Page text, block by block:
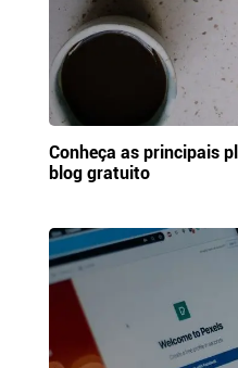
Conheça as principais
blog gratuito